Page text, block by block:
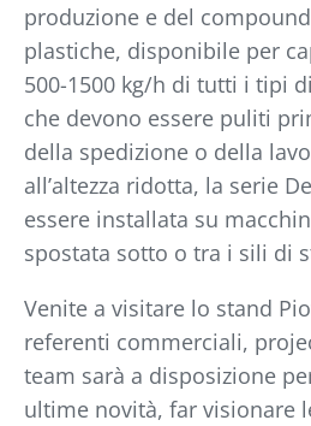
produzione e del
plastiche, disponibile per
500-1500 kg/h di tutti i tipi
che devono essere puliti
della spedizione o della
all’altezza ridotta, la serie
essere installata su
spostata sotto o tra i sili di
Venite a visitare lo stand
referenti commerciali,
team sarà a disposizione
ultime novità, far visionare